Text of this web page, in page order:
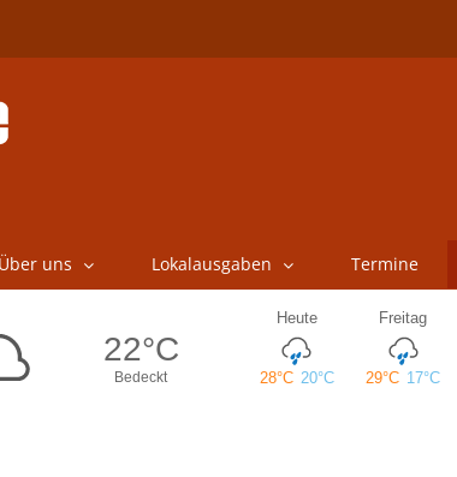
Über uns Lokalausgaben Termine